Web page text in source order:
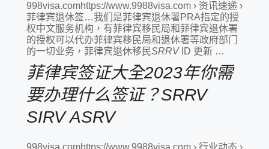
998visa.comhttps://www.9988visa.com › 资讯速递 ›
菲律宾退休签…我们是菲律宾退休署PRA指定的授
权中文服务机构，有菲律宾移民局和菲律宾退休署
的授权可以代办菲律宾移民局和退休署等政府部门
的一切业务，菲律宾退休移民SRRVID 更新 …
菲律宾签证大全2023年你需
要办理什么签证？SRRV
SIRV ASRV